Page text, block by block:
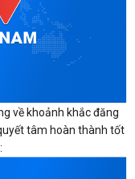
về khoảnh khắc đăng
tâm hoàn thành tốt